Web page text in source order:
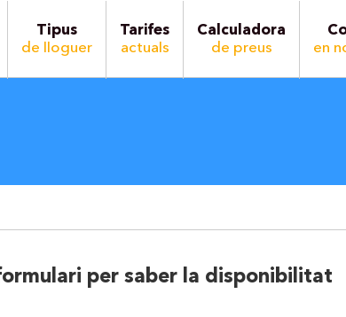
Tipus
de lloguer
Tarifes
actuals
Calculadora
de preus
en
per saber la disponibilitat